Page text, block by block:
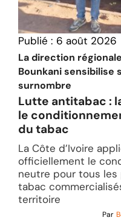
Publié : 6 août 2026
La direction
Bounkani sensibilise
surnombre
Lutte antitabac :
le
du tabac
La Côte d’Ivoire
officiellement le
neutre pour tous
tabac
territoire
Par